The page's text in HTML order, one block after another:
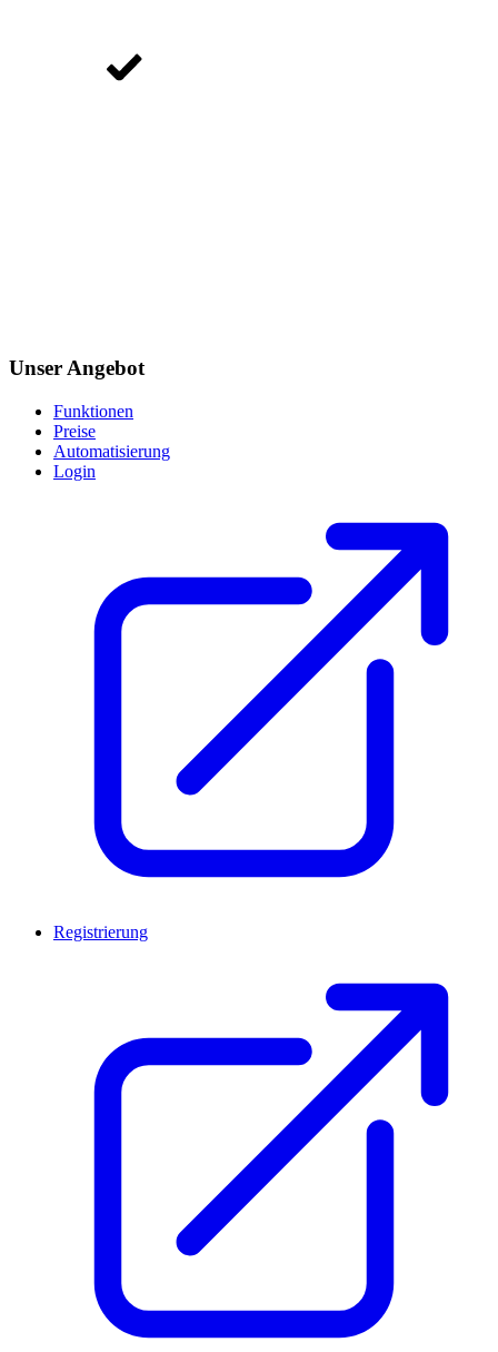
Unser Angebot
Funktionen
Preise
Automatisierung
Login
Registrierung